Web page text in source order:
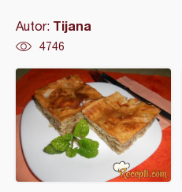
Autor: Tijana
4746